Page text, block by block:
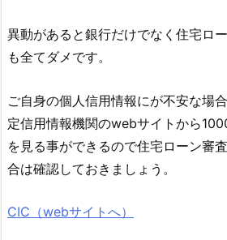
異動があると銀行だけでなく住宅ロ
も全てダメです。
ご自身の個人信用情報にが不安な場
定信用情報機関のwebサイトから
を見る事ができるので住宅ローン審
合は確認しておきましょう。
CIC（webサイトへ）